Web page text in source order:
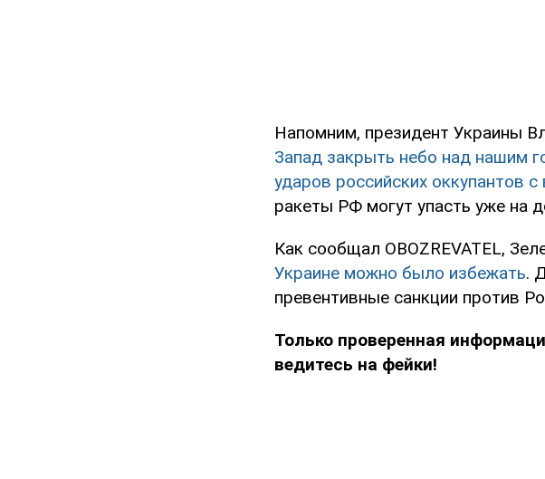
Напомним, президент Украины
Запад закрыть небо над нашим
ударов российских оккупантов с
ракеты РФ могут упасть уже на
Как сообщал OBOZREVATEL,
Украине можно было избежать.
превентивные санкции против
Только проверенная
ведитесь на фейки!